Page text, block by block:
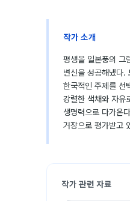
작가 소개
평생을 일본풍의 그
변신을 성공해냈다.
한국적인 주제를 선
강렬한 색채와 자유
생명력으로 다가온
거장으로 평가받고
작가 관련 자료